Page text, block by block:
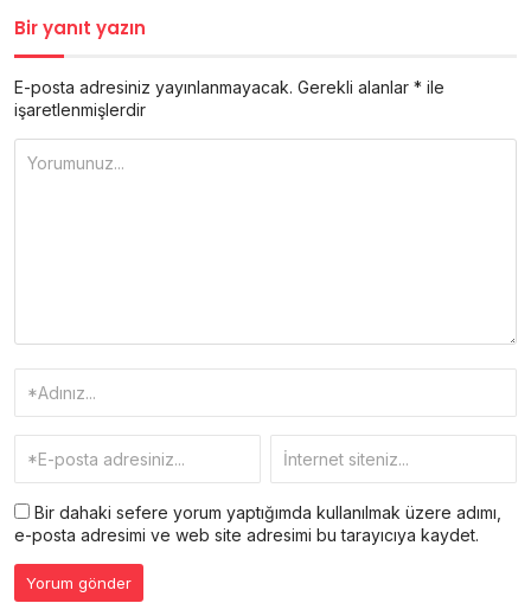
Bir yanıt yazın
E-posta adresiniz yayınlanmayacak. Gerekli alanlar * ile
işaretlenmişlerdir
Bir dahaki sefere yorum yaptığımda kullanılmak üzere adımı,
e-posta adresimi ve web site adresimi bu tarayıcıya kaydet.